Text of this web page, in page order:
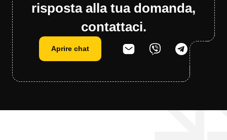
risposta alla tua domanda,
contattaci.
Aprire chat